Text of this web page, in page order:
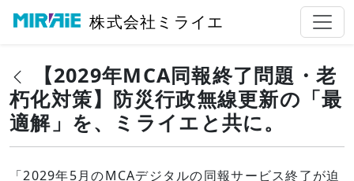
株式会社ミライエ
【2029年MCA同報終了問題・老
朽化対策】防災行政無線更新の「最
適解」を、ミライエと共に。
「2029年5月のMCAデジタルの同報サービス終了が迫